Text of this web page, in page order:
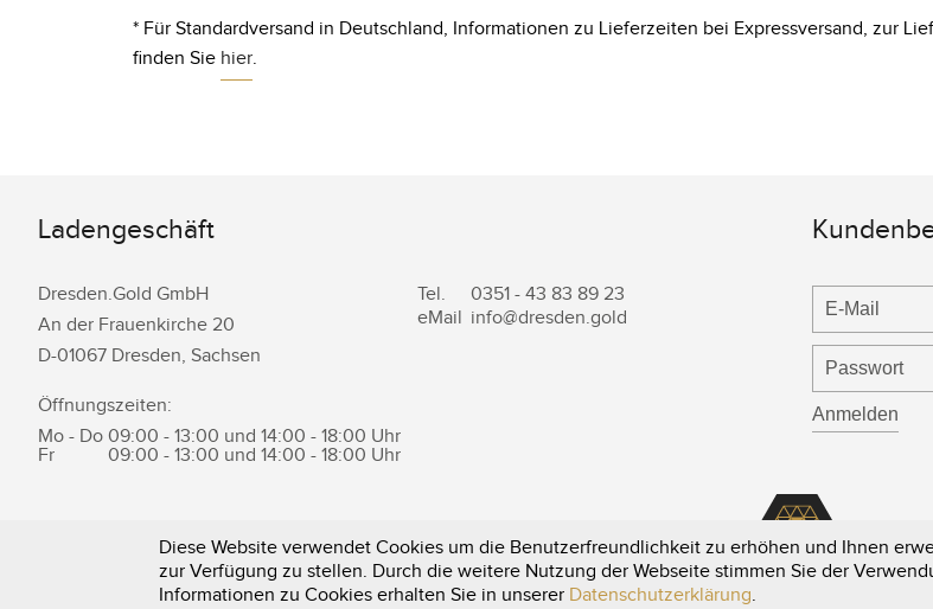
* Für Standardversand in Deutschland, Informationen zu Lieferzeiten bei Expressversand, zur
finden Sie hier.
Ladengeschäft
Dresden.Gold GmbH
An der Frauenkirche 20
D-01067 Dresden, Sachsen
Öffnungszeiten:
Mo - Do 09:00 - 13:00 und 14:00 - 18:00 Uhr
Fr
09:00 - 13:00 und 14:00 - 18:00 Uhr
Tel. 0351 - 43 83 89 23
eMail info@dresden.gold
0351 - 43 83 89 23
Diese Website verwendet Cookies um die Benutzerfreundlichkeit zu erhöhen und Ihnen
zur Verfügung zu stellen. Durch die weitere Nutzung der Webseite stimmen Sie der
Informationen zu Cookies erhalten Sie in unserer Datenschutzerklärung.